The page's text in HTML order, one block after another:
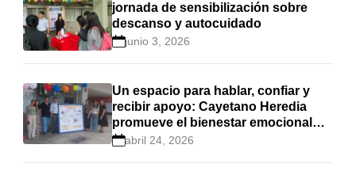
jornada de sensibilización sobre
descanso y autocuidado
junio 3, 2026
Un espacio para hablar, confiar y
recibir apoyo: Cayetano Heredia
promueve el bienestar emocional
estudiantil
abril 24, 2026